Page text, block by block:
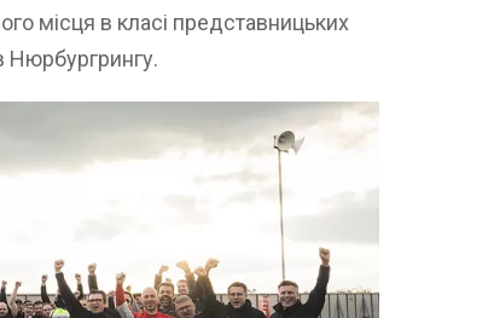
місця в класі представницьких
Нюрбургрингу.